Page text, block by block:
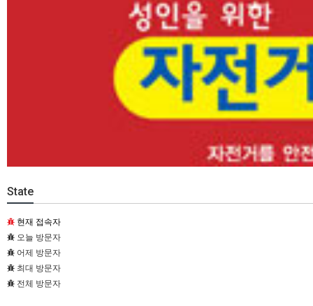
State
현재 접속자
오늘 방문자
어제 방문자
최대 방문자
전체 방문자